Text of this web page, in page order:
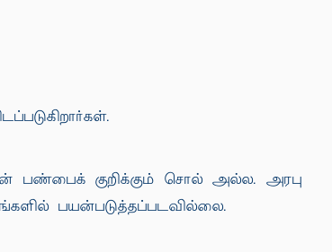
பண்பைக் குறிக்கும் சொல் அல்ல. அரபு
பயன்படுத்தப்படவில்லை.